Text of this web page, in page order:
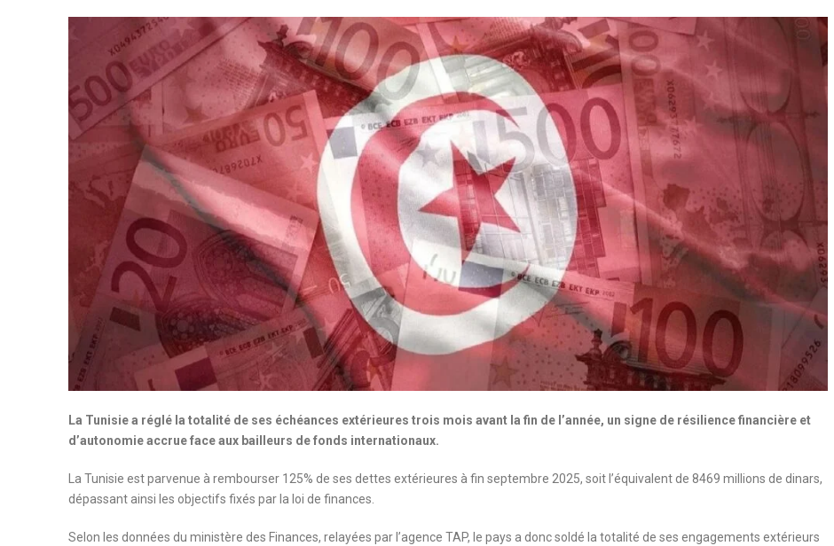
La Tunisie a réglé la totalité de ses échéances extérieures trois mois avant la fin de l’année, un signe de résilience financière et
d’autonomie accrue face aux bailleurs de fonds internationaux.
La Tunisie est parvenue à rembourser 125% de ses dettes extérieures à fin septembre 2025, soit l’équivalent de 8469 millions de dinars,
dépassant ainsi les objectifs fixés par la loi de finances.
Selon les données du ministère des Finances, relayées par l’agence TAP, le pays a donc soldé la totalité de ses engagements extérieurs